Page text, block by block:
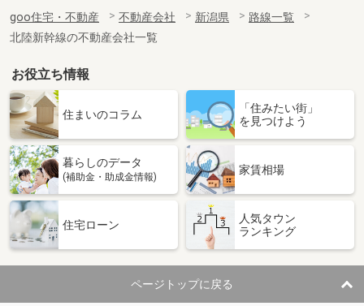
goo住宅・不動産 不動産会社 新潟県
路線一覧
北陸新幹線の不動産会社一覧
お役立ち情報
住まいのコラム
「住みたい街」
を見つけよう
暮らしのデータ
(補助金・助成金情報)
家賃相場
住宅ローン
人気タウン
ランキング
ページトップに戻る